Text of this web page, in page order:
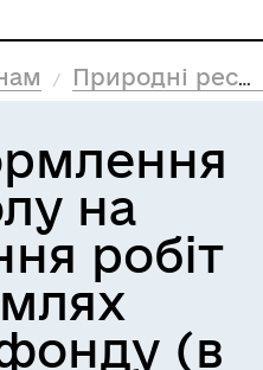
Природні ресурси та екологія
на
робіт
(в